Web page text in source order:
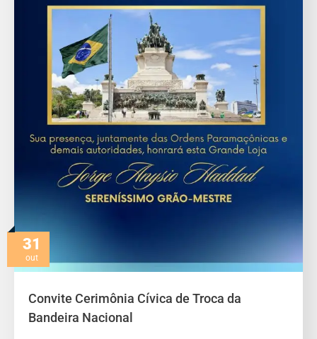
31
out
Convite Cerimônia Cívica de Troca da
Bandeira Nacional